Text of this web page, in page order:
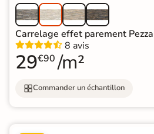
Carrelage effet parement
8 avis
29€90 /m²
Commander un échantillon